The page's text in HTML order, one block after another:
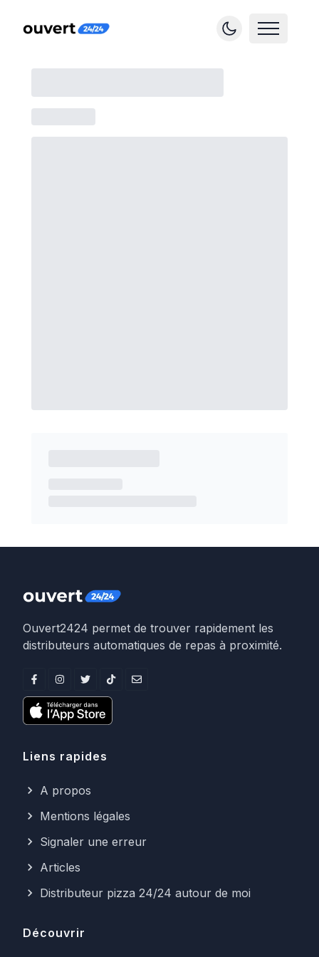
Ouvert2424 permet de trouver rapidement les
distributeurs automatiques de repas à proximité.
Liens rapides
A propos
Mentions légales
Signaler une erreur
Articles
Distributeur pizza 24/24 autour de moi
Découvrir